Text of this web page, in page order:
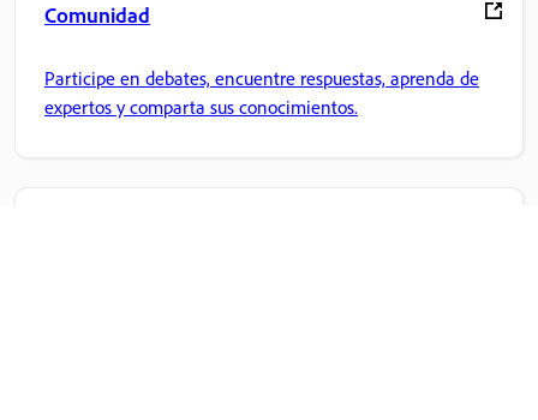
Comunidad
Participe en debates, encuentre respuestas, aprenda de
expertos y comparta sus conocimientos.